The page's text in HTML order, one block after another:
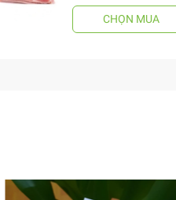
CHỌN MUA